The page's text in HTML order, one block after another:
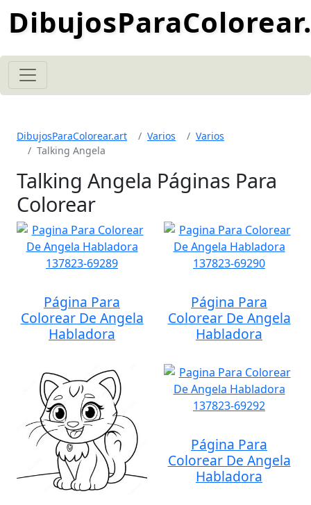
DibujosParaColorear.art Varios
Varios
Talking Angela
Talking Angela Páginas Para
Colorear
Página Para
Colorear De Angela
Habladora
Página Para
Colorear De Angela
Habladora
Página Para
Colorear De Angela
Habladora